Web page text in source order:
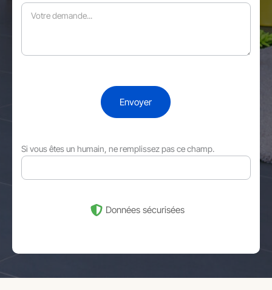
Envoyer
Si vous êtes un humain, ne remplissez pas ce champ.
Données sécurisées